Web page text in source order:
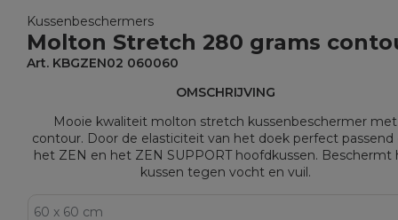
Kussenbeschermers
Molton Stretch 280 grams
Art. KBGZEN02 060060
OMSCHRIJVING
Mooie kwaliteit molton stretch kussenbeschermer met
contour. Door de elasticiteit van het doek perfect passend
het ZEN en het ZEN SUPPORT hoofdkussen. Beschermt
kussen tegen vocht en vuil.